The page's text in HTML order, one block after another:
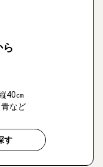
40㎝
など
す